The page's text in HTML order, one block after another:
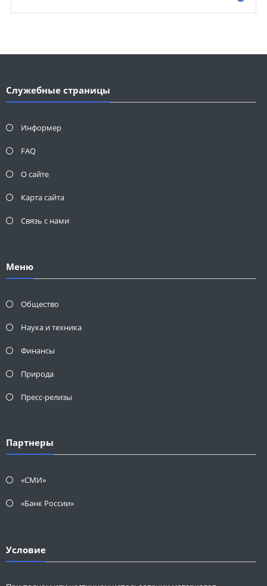
Служебные страницы
Информер
FAQ
О сайте
Карта сайта
Связь с нами
Меню
Общество
Наука и техника
Финансы
Природа
Пресс-релизы
Партнеры
«СМИ»
«Банк России»
Условие